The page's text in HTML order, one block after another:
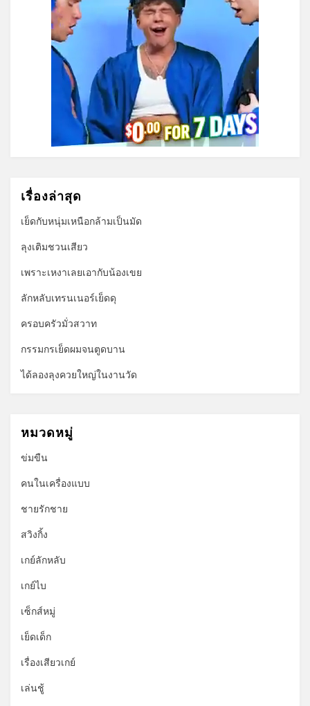
เรื่องล่าสุด
เย็ดกับหนุ่มเหนือกล้ามเป็นมัด
ลุงเติมชวนเสียว
เพราะเหงาเลยเอากับน้องเขย
ลักหลับเทรนเนอร์เย็ดดุ
ครอบครัวมั่วสวาท
กรรมกรเย็ดผมจนตูดบาน
ได้ลองลุงควยใหญ่ในงานวัด
หมวดหมู่
ข่มขืน
คนในเครื่องแบบ
ชายรักชาย
สวิงกิ้ง
เกย์ลักหลับ
เกย์ไบ
เซ็กส์หมู่
เย็ดเด็ก
เรื่องเสียวเกย์
เล่นชู้